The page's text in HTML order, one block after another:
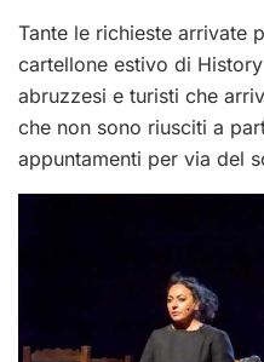
Tante le richieste arrivate
cartellone estivo di
abruzzesi e turisti che
che non sono riusciti a
appuntamenti per via del